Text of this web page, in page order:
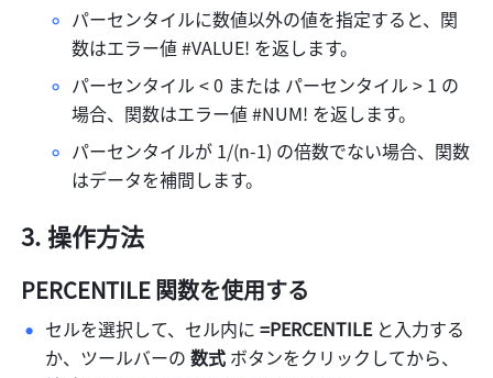
パーセンタイルに数値以外の値を指定すると、関
数はエラー値 #VALUE! を返します。
パーセンタイル < 0 または パーセンタイル > 1 の
場合、関数はエラー値 #NUM! を返します。
パーセンタイルが 1/(n-1) の倍数でない場合、関数
はデータを補間します。
操作方法
PERCENTILE 関数を使用する
セルを選択して、セル内に =PERCENTILE と入力する
か、ツールバーの 数式 ボタンをクリックしてから、